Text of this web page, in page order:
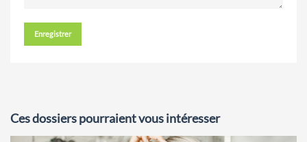
Enregistrer
Ces dossiers pourraient vous intéresser